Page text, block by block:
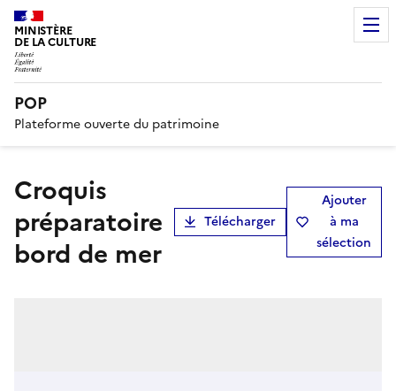
MINISTÈRE
DE LA CULTURE
POP
Plateforme ouverte du patrimoine
Croquis
préparatoire
bord de mer
Télécharger
Ajouter
à ma
sélection